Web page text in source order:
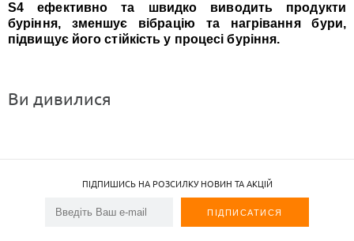
S4 ефективно та швидко виводить продукти
буріння, зменшує вібрацію та нагрівання бури,
підвищує його стійкість у процесі буріння.
Ви дивилися
ПІДПИШИСЬ НА РОЗСИЛКУ НОВИН ТА АКЦІЙ